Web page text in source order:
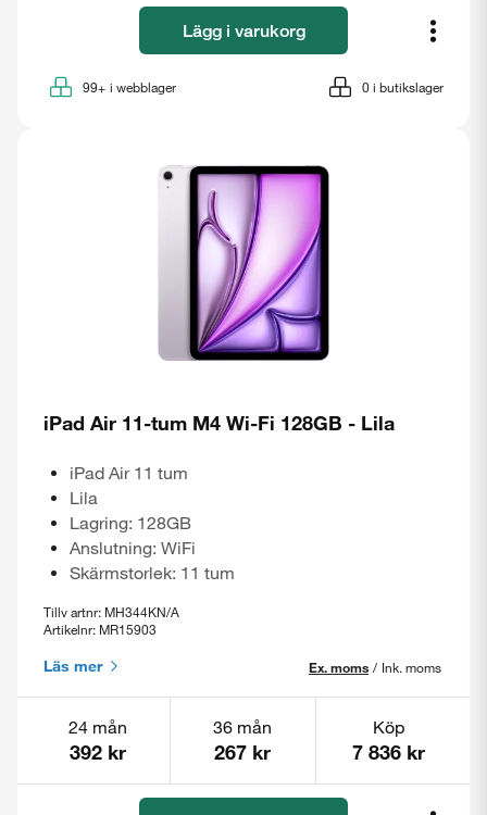
Lägg i varukorg
99+ i webblager 0 i butikslager
iPad Air 11-tum M4 Wi-Fi 128GB - Lila
iPad Air 11 tum
Lila
Lagring: 128GB
Anslutning: WiFi
Skärmstorlek: 11 tum
Tillv artnr: MH344KN/A
Artikelnr: MR15903
Läs mer Ex. moms / Ink. moms
24 mån
392 kr
36 mån
267 kr
Köp
7 836 kr